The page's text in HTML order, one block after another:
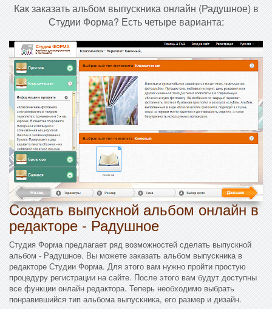
Как заказать альбом выпускника онлайн (Радушное) в
Студии Форма? Есть четыре варианта:
Cоздать выпускной альбом онлайн в
редакторе - Радушное
Студия Форма предлагает ряд возможностей сделать выпускной
альбом - Радушное. Вы можете заказать альбом выпускника в
редакторе Студии Форма. Для этого вам нужно пройти простую
процедуру регистрации на сайте. После этого вам будут доступны
все функции онлайн редактора. Теперь необходимо выбрать
понравившийся тип альбома выпускника, его размер и дизайн.